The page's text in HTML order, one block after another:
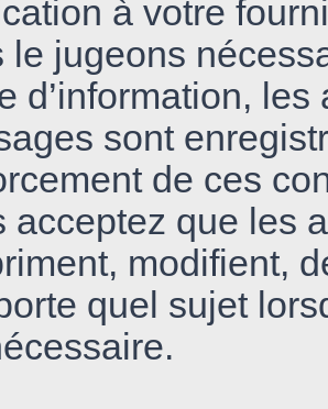
à votre
le jugeons
d’information,
sont
de ces
acceptez que les
modifient,
quel sujet